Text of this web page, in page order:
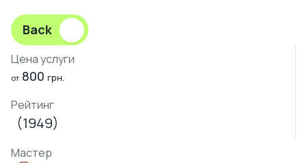
Back
Цена услуги
от 800 грн.
Рейтинг
(1949)
Мастер